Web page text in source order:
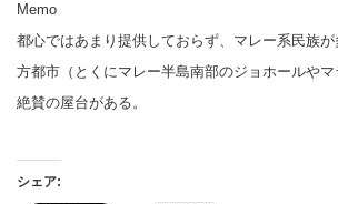
Memo
都心ではあまり提供しておらず、マレー系民族
方都市（とくにマレー半島南部のジョホールや
絶賛の屋台がある。
シェア: